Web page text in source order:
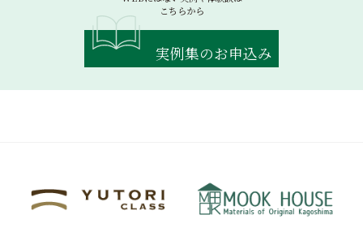
こちらから
実例集のお申込み